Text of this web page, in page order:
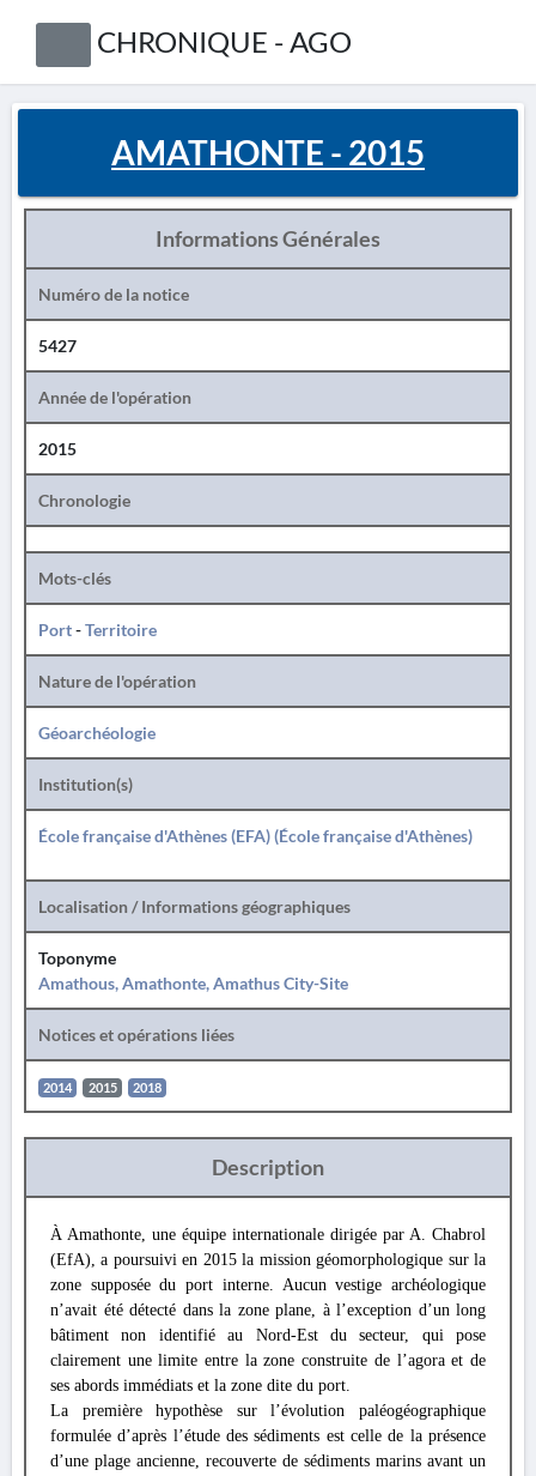
CHRONIQUE - AGO
AMATHONTE - 2015
Informations Générales
Numéro de la notice
5427
Année de l'opération
2015
Chronologie
Mots-clés
Port-Territoire
Nature de l'opération
Géoarchéologie
Institution(s)
École française d'Athènes (EFA) (École française d'Athènes)
Localisation / Informations géographiques
Toponyme
Amathous, Amathonte, Amathus City-Site
Notices et opérations liées
2014 2015 2018
Description
À Amathonte, une équipe internationale dirigée par A. Chabrol
(EfA), a poursuivi en 2015 la mission géomorphologique sur la
zone supposée du port interne. Aucun vestige archéologique
n’avait été détecté dans la zone plane, à l’exception d’un long
bâtiment non identifié au Nord-Est du secteur, qui pose
clairement une limite entre la zone construite de l’agora et de
ses abords immédiats et la zone dite du port.
La première hypothèse sur l’évolution paléogéographique
formulée d’après l’étude des sédiments est celle de la présence
d’une plage ancienne, recouverte de sédiments marins avant un